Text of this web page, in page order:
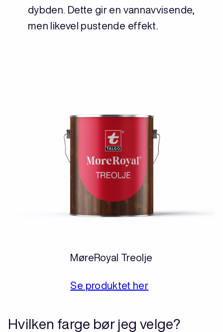
dybden. Dette gir en vannavvisende,
men likevel pustende effekt.
MøreRoyal Treolje
Se produktet her
Hvilken farge bør jeg velge?